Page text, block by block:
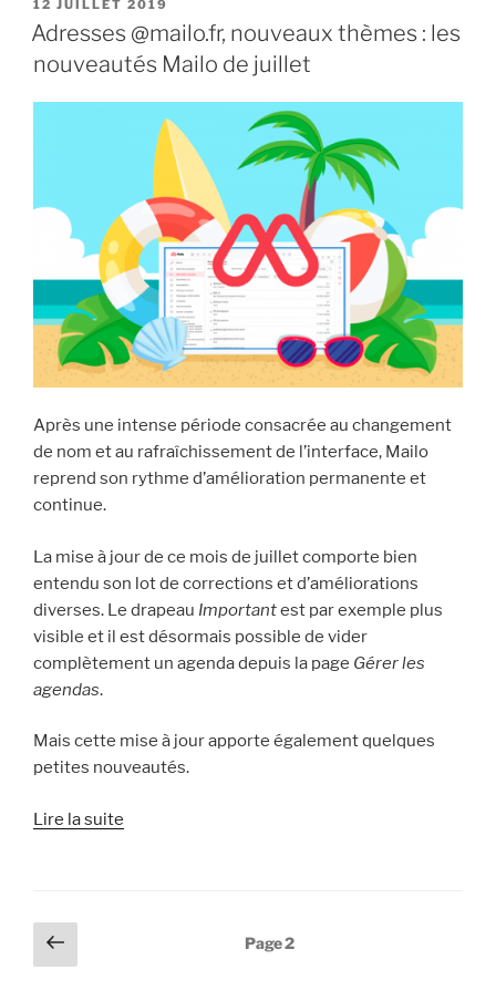
mailo.ca :
créez
adresses
couleurs »
PUBLIÉ
LE
12 JUILLET 2019
Adresses @mailo.fr, nouveaux thèmes : les
nouveautés Mailo de juillet
Après une intense période consacrée au changement
de nom et au rafraîchissement de l’interface, Mailo
reprend son rythme d’amélioration permanente et
continue.
La mise à jour de ce mois de juillet comporte bien
entendu son lot de corrections et d’améliorations
diverses. Le drapeau Importantest par exemple plus
visible et il est désormais possible de vider
complètement un agenda depuis la page Gérer les
agendas.
Mais cette mise à jour apporte également quelques
petites nouveautés.
Lire la suite
Pagination
des
Page
précédente
Page2